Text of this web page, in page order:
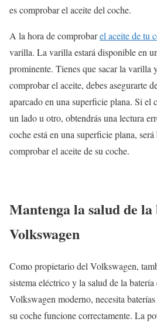
es comprobar el aceite del coche.
A la hora de comprobarel aceite de tu
varilla. La varilla estará disponible en
prominente. Tienes que sacar la varilla
comprobar el aceite, debes asegurarte
aparcado en una superficie plana. Si el
un lado u otro, obtendrás una lectura
coche está en una superficie plana,
comprobar el aceite de su coche.
Mantenga la salud de
Volkswagen
Como propietario del Volkswagen,
sistema eléctrico y la salud de la
Volkswagen moderno, necesita
su coche funcione correctamente. La